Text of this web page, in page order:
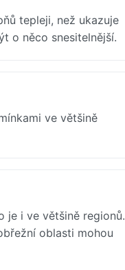
tepleji, než ukazuje
o něco snesitelnější.
ve většině
je i ve většině regionů.
oblasti mohou